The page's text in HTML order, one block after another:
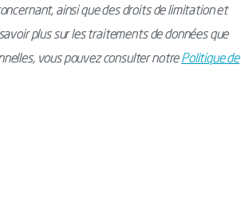
ainsi que des droits de limitation et
plus sur les traitements de données que
vous pouvez consulter notrePolitique de